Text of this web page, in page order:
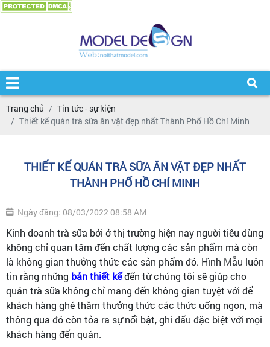
Trang chủ
Tin tức - sự kiện
Thiết kế quán trà sữa ăn vặt đẹp nhất Thành Phố Hồ Chí Minh
THIẾT KẾ QUÁN TRÀ SỮA ĂN VẶT ĐẸP NHẤT
THÀNH PHỐ HỒ CHÍ MINH
Ngày đăng: 08/03/2022 08:58 AM
Kinh doanh trà sữa bởi ở thị trường hiện nay người tiêu dùng
không chỉ quan tâm đến chất lượng các sản phẩm mà còn
là không gian thưởng thức các sản phẩm đó. Hình Mẫu luôn
tin rằng những bản thiết kếđến từ chúng tôi sẽ giúp cho
quán trà sữa không chỉ mang đến không gian tuyệt với để
khách hàng ghé thăm thưởng thức các thức uống ngon, mà
thông qua đó còn tỏa ra sự nổi bật, ghi dấu đặc biệt với mọi
khách hàng đến quán.